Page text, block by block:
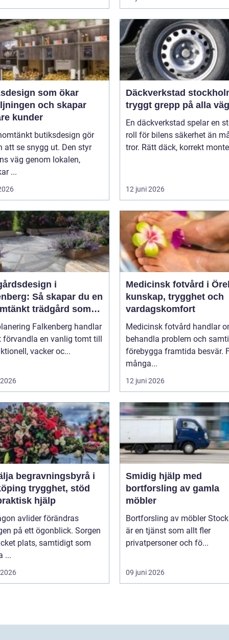
som ökar
och skapar
kunder
butiksdesign gör
att se snygg ut. Den styr
väg genom lokalen,
...
Däckverkstad
tryggt grepp på alla
En däckverkstad spelar en
roll för bilens säkerhet än
tror. Rätt däck, korrekt
12 juni 2026
i
Så skapar du en
trädgård som
över tid
Falkenberg handlar
förvandla en vanlig tomt till
vacker oc...
Medicinsk fotvård i
kunskap, trygghet och
vardagskomfort
Medicinsk fotvård handlar
behandla problem och
förebygga framtida besvär.
många...
12 juni 2026
begravningsbyrå i
stöd
hjälp
avlider förändras
på ett ögonblick. Sorgen
plats, samtidigt som
...
Smidig hjälp med
bortforsling av gamla
möbler
Bortforsling av möbler
är en tjänst som allt fler
privatpersoner och fö...
09 juni 2026